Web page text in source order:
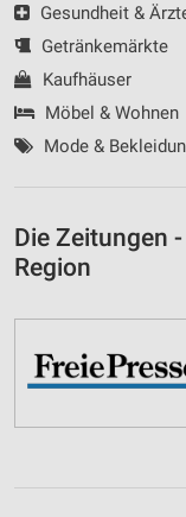
Gesundheit &
Getränkemärkte
Kaufhäuser
Möbel & Wohnen
Mode &
Die Zeitungen
Region